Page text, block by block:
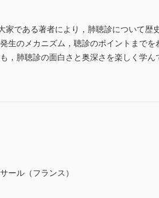
である著者により，肺聴診について歴
生のメカニズム，聴診のポイントまでを
，肺聴診の面白さと奥深さを楽しく学ん
ール（フランス）